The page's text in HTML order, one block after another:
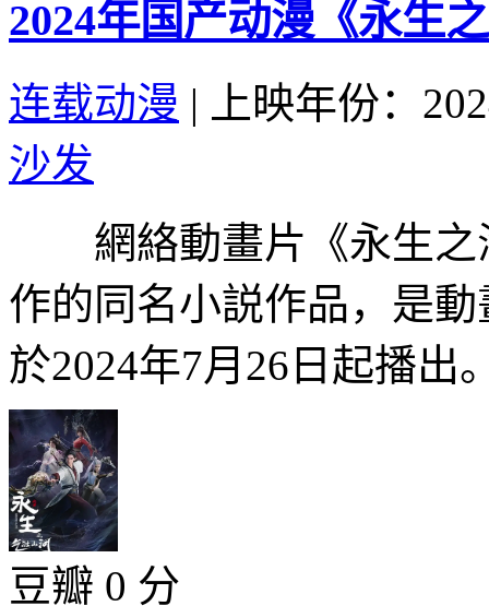
2024年国产动漫《永生
连载动漫 |
上映年份：
沙发
網絡動畫片《永生之
作的同名小説作品，是
於2024年7月26日起播出
豆瓣 0 分